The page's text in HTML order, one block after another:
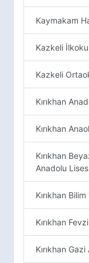
Kaymakam
Kazkeli
Kazkeli
Kırıkhan
Kırıkhan
Kırıkhan
Anadolu
Kırıkhan
Kırıkhan
Kırıkhan